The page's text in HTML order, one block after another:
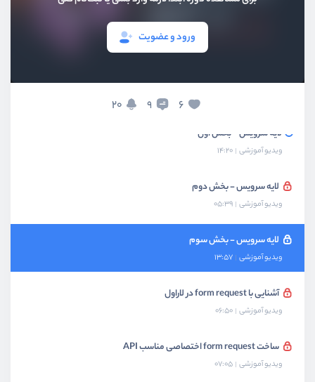
ورود و عضویت
6
9
20
ساختن facade برای builder
لایه سرویس - بخش اول
ویدیو آموزشی 14:20
لایه سرویس - بخش دوم
ویدیو آموزشی 05:39
لایه سرویس - بخش سوم
ویدیو آموزشی 13:57
آشنایی با form request در لاراول
ویدیو آموزشی 06:50
ساخت form request اختصاصی مناسب API
ویدیو آموزشی 07:05